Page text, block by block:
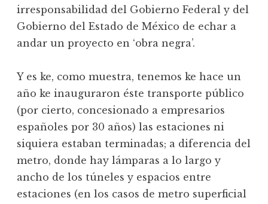
irresponsabilidad del Gobierno Federal y del
Gobierno del Estado de México de echar a
andar un proyecto en ‘obra negra’.
Y es ke, como muestra, tenemos ke hace un
año ke inauguraron éste transporte público
(por cierto, concesionado a empresarios
españoles por 30 años) las estaciones ni
siquiera estaban terminadas; a diferencia del
metro, donde hay lámparas a lo largo y
ancho de los túneles y espacios entre
estaciones (en los casos de metro superficial